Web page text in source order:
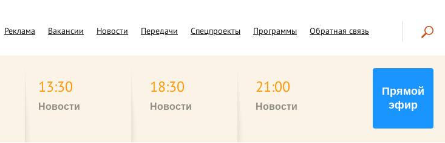
Реклама Вакансии Новости Передачи Спецпроекты Программы Обратная связь
13:30
Новости
18:30
Новости
21:00
Новости
Прямой
эфир